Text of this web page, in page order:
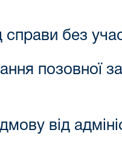
без
позовної
від